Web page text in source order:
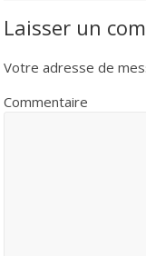
Laisser un
Votre adresse de
Commentaire